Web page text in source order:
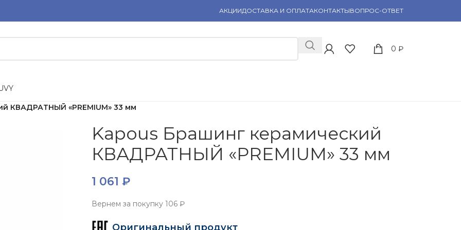
АКЦИИДОСТАВКА И ОПЛАТАКОНТАКТЫВОПРОС-ОТВЕТ
0 ₽
VY
КВАДРАТНЫЙ «PREMIUM» 33 мм
Kapous Брашинг керамический
КВАДРАТНЫЙ «PREMIUM» 33 мм
1 061 ₽
Вернем за покупку106 ₽
Оригинальный продукт